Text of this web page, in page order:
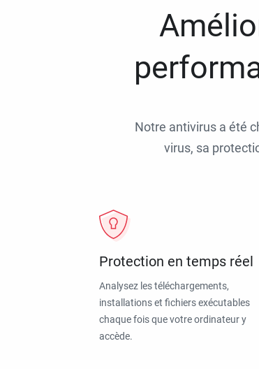
Notre antivirus a été
virus, sa
Protection en temps réel
Analysez les téléchargements,
installations et fichiers exécutables
chaque fois que votre ordinateur y
accède.